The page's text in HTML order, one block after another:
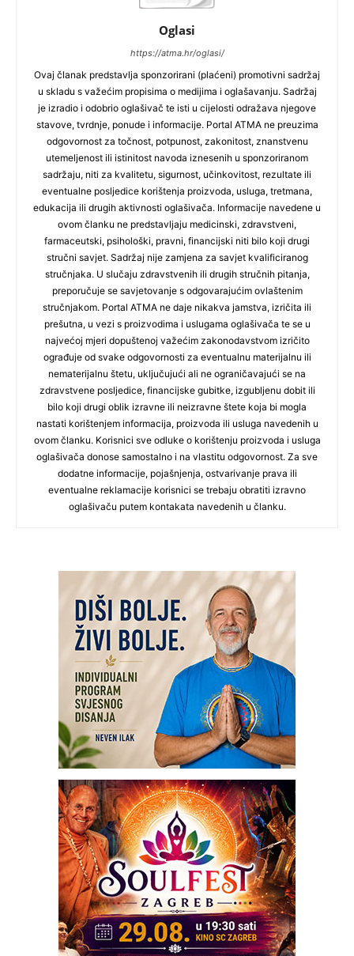
Oglasi
https://atma.hr/oglasi/
Ovaj članak predstavlja sponzorirani (plaćeni) promotivni sadržaj
u skladu s važećim propisima o medijima i oglašavanju. Sadržaj
je izradio i odobrio oglašivač te isti u cijelosti odražava njegove
stavove, tvrdnje, ponude i informacije. Portal ATMA ne preuzima
odgovornost za točnost, potpunost, zakonitost, znanstvenu
utemeljenost ili istinitost navoda iznesenih u sponzoriranom
sadržaju, niti za kvalitetu, sigurnost, učinkovitost, rezultate ili
eventualne posljedice korištenja proizvoda, usluga, tretmana,
edukacija ili drugih aktivnosti oglašivača. Informacije navedene u
ovom članku ne predstavljaju medicinski, zdravstveni,
farmaceutski, psihološki, pravni, financijski niti bilo koji drugi
stručni savjet. Sadržaj nije zamjena za savjet kvalificiranog
stručnjaka. U slučaju zdravstvenih ili drugih stručnih pitanja,
preporučuje se savjetovanje s odgovarajućim ovlaštenim
stručnjakom. Portal ATMA ne daje nikakva jamstva, izričita ili
prešutna, u vezi s proizvodima i uslugama oglašivača te se u
najvećoj mjeri dopuštenoj važećim zakonodavstvom izričito
ograđuje od svake odgovornosti za eventualnu materijalnu ili
nematerijalnu štetu, uključujući ali ne ograničavajući se na
zdravstvene posljedice, financijske gubitke, izgubljenu dobit ili
bilo koji drugi oblik izravne ili neizravne štete koja bi mogla
nastati korištenjem informacija, proizvoda ili usluga navedenih u
ovom članku. Korisnici sve odluke o korištenju proizvoda i usluga
oglašivača donose samostalno i na vlastitu odgovornost. Za sve
dodatne informacije, pojašnjenja, ostvarivanje prava ili
eventualne reklamacije korisnici se trebaju obratiti izravno
oglašivaču putem kontakata navedenih u članku.